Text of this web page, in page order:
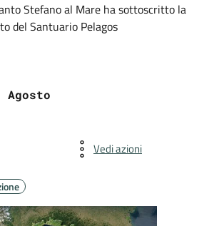
Stefano al Mare ha sottoscritto la
del Santuario Pelagos
Vedi azioni